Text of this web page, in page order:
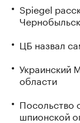
Spiegel
ЦБ назвал
Украинский
области
Посольство
шпионской